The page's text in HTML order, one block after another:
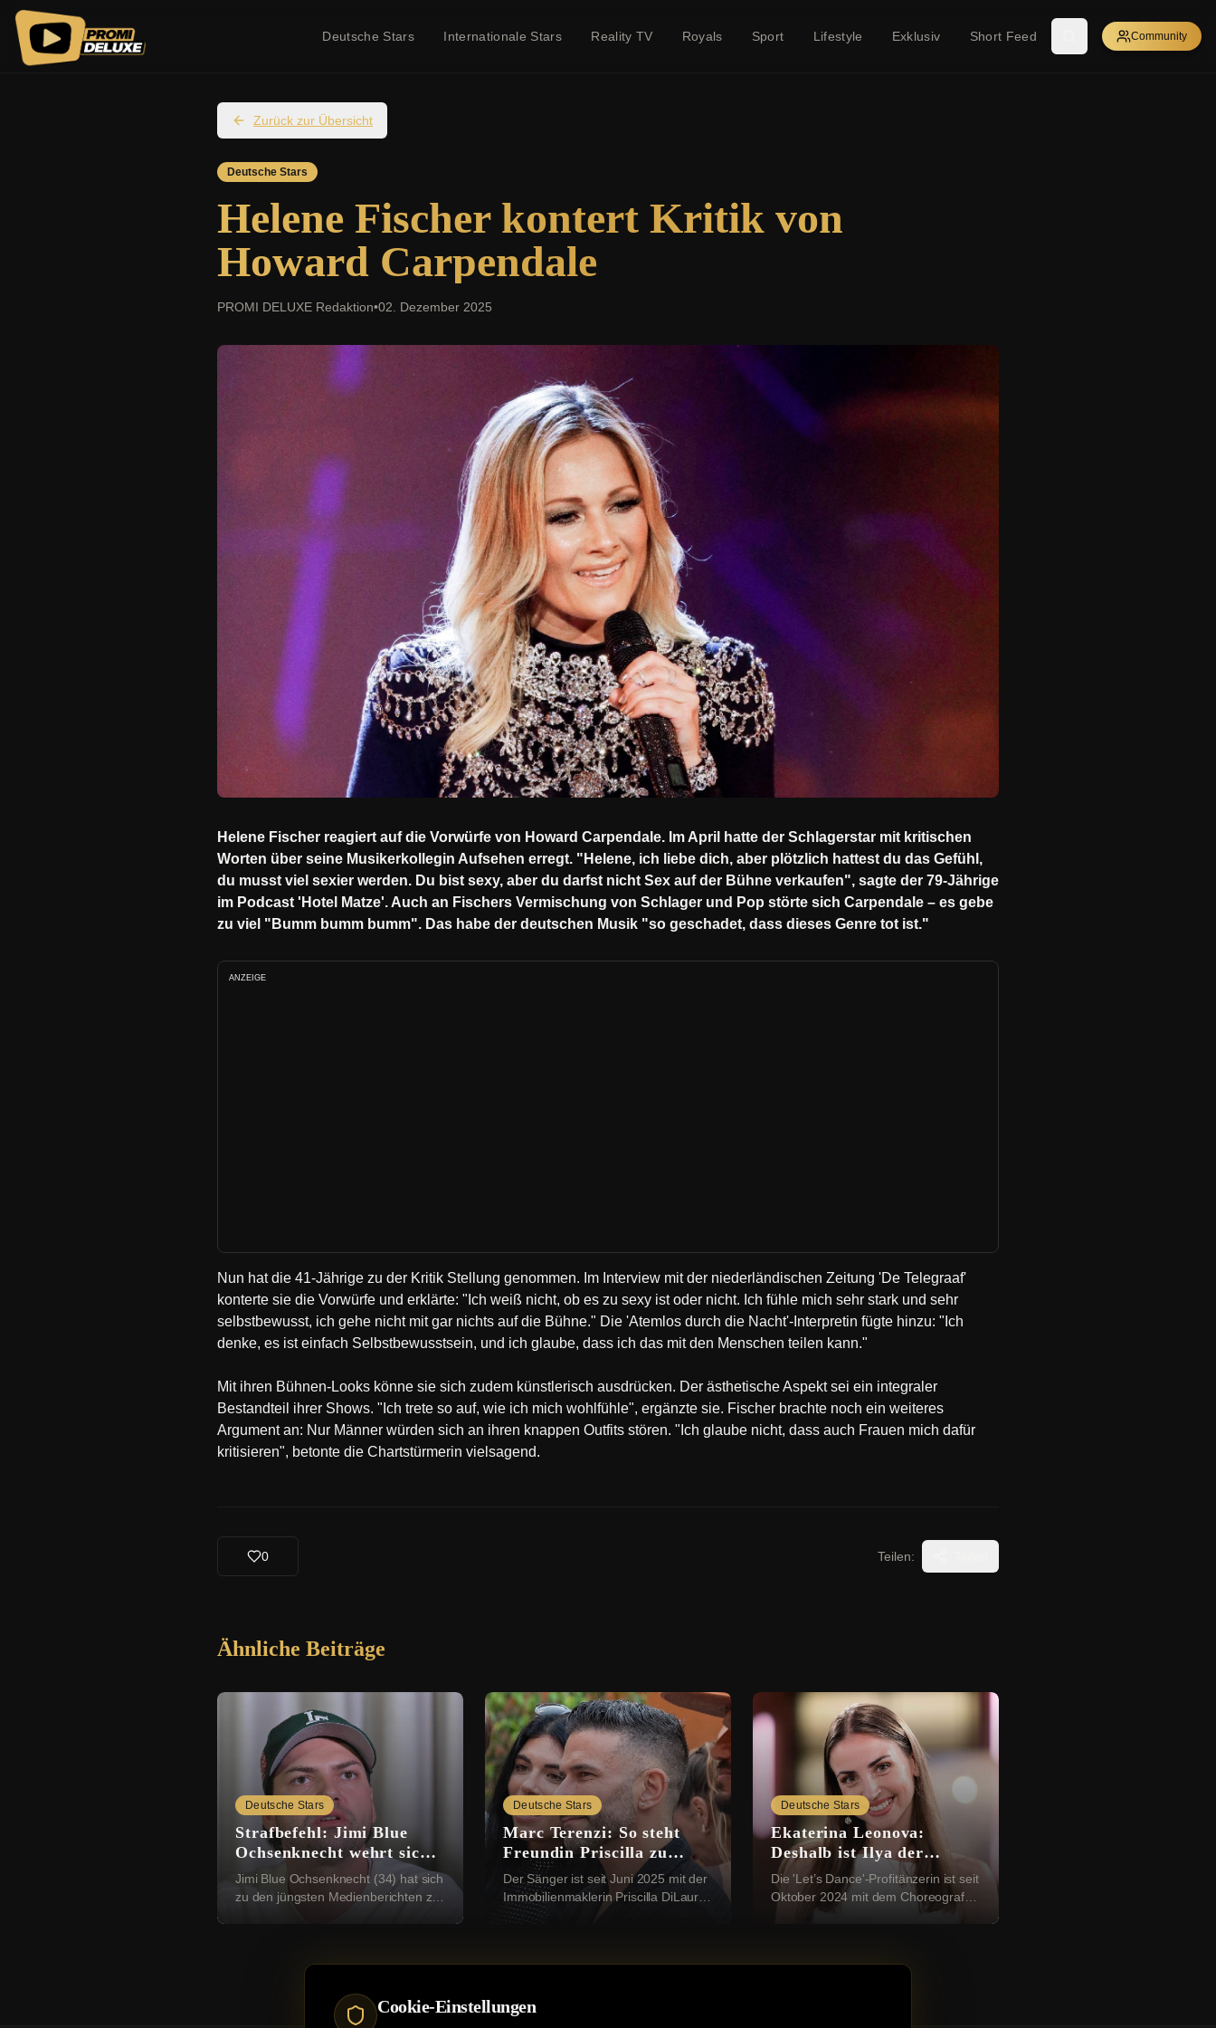
Cookie-Einstellungen
Deutsche Stars Internationale Stars Reality TV Royals Sport Lifestyle Exklusiv Short Feed Community
Zurück zur Übersicht
Deutsche Stars
Helene Fischer kontert Kritik von
Howard Carpendale
PROMI DELUXE Redaktion•02. Dezember 2025
Helene Fischer reagiert auf die Vorwürfe von Howard Carpendale. Im April hatte der Schlagerstar mit kritischen
Worten über seine Musikerkollegin Aufsehen erregt. "Helene, ich liebe dich, aber plötzlich hattest du das Gefühl,
du musst viel sexier werden. Du bist sexy, aber du darfst nicht Sex auf der Bühne verkaufen", sagte der 79-Jährige
im Podcast 'Hotel Matze'. Auch an Fischers Vermischung von Schlager und Pop störte sich Carpendale – es gebe
zu viel "Bumm bumm bumm". Das habe der deutschen Musik "so geschadet, dass dieses Genre tot ist."
ANZEIGE
Nun hat die 41-Jährige zu der Kritik Stellung genommen. Im Interview mit der niederländischen Zeitung 'De Telegraaf'
konterte sie die Vorwürfe und erklärte: "Ich weiß nicht, ob es zu sexy ist oder nicht. Ich fühle mich sehr stark und sehr
selbstbewusst, ich gehe nicht mit gar nichts auf die Bühne." Die 'Atemlos durch die Nacht'-Interpretin fügte hinzu: "Ich
denke, es ist einfach Selbstbewusstsein, und ich glaube, dass ich das mit den Menschen teilen kann."
Mit ihren Bühnen-Looks könne sie sich zudem künstlerisch ausdrücken. Der ästhetische Aspekt sei ein integraler
Bestandteil ihrer Shows. "Ich trete so auf, wie ich mich wohlfühle", ergänzte sie. Fischer brachte noch ein weiteres
Argument an: Nur Männer würden sich an ihren knappen Outfits stören. "Ich glaube nicht, dass auch Frauen mich dafür
kritisieren", betonte die Chartstürmerin vielsagend.
0 Teilen:
Ähnliche Beiträge
Deutsche Stars
Strafbefehl: Jimi Blue
Ochsenknecht wehrt sich
gegen falsche Berichte
Jimi Blue Ochsenknecht (34) hat sich
zu den jüngsten Medienberichten zu
Deutsche Stars
Marc Terenzi: So steht
Freundin Priscilla zu
seinen Kindern
Der Sänger ist seit Juni 2025 mit der
Immobilienmaklerin Priscilla DiLaura
Deutsche Stars
Ekaterina Leonova:
Deshalb ist Ilya der
Richtige
Die 'Let’s Dance'-Profitänzerin ist seit
Oktober 2024 mit dem Choreografen